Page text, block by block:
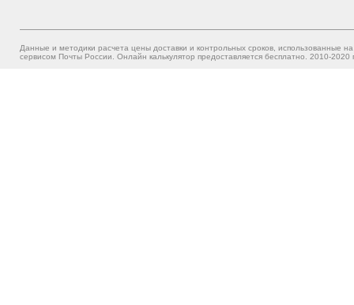
Данные и методики расчета цены доставки и контрольных сроков, использованные
сервисом Почты России. Онлайн калькулятор предоставляется бесплатно. 2010-2020